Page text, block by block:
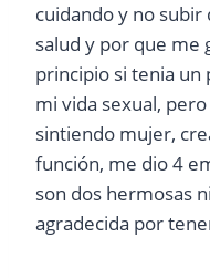
cuidando y no
salud y por que me
principio si tenia
mi vida sexual,
sintiendo mujer,
función, me dio 4
son dos hermosas
agradecida por